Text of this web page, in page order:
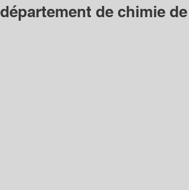
département de chimie de